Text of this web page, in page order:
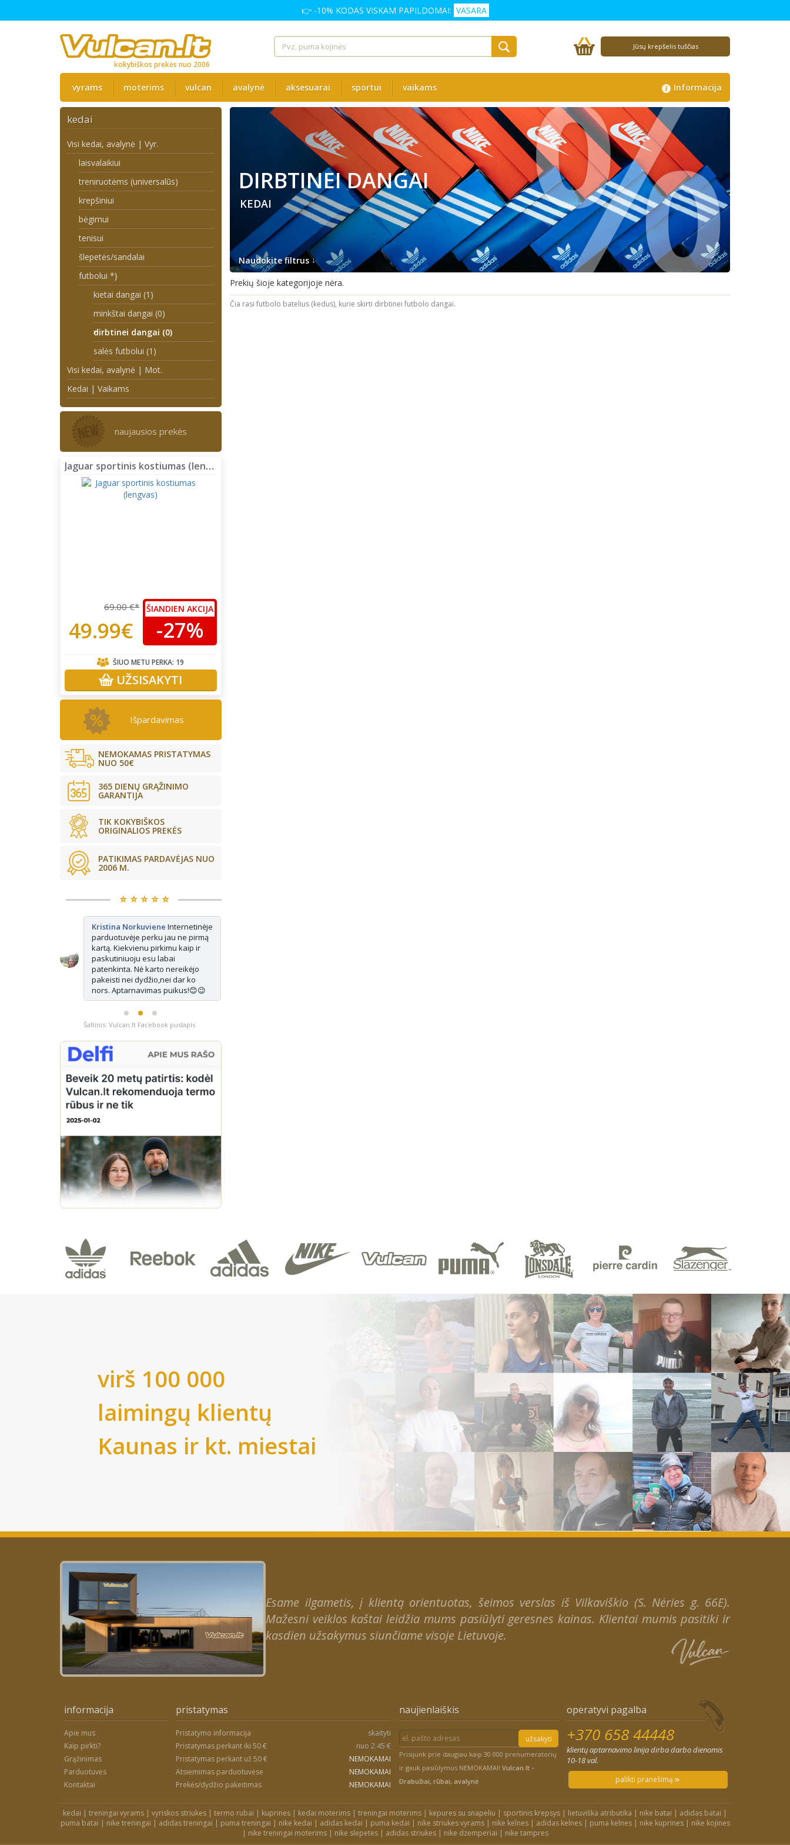
👉 -10% KODAS VISKAM PAPILDOMAI: VASARA
kokybiškos prekės nuo 2006
Jūsų krepšelis tuščias
vyrams moterims vulcan avalynė aksesuarai sportui vaikams Informacija
kedai
Visi kedai, avalynė | Vyr.
laisvalaikiui
treniruotėms (universalūs)
krepšiniui
bėgimui
tenisui
šlepetės/sandalai
futbolui *}
kietai dangai (1)
minkštai dangai (0)
dirbtinei dangai (0)
salės futbolui (1)
Visi kedai, avalynė | Mot.
Kedai | Vaikams
naujausios prekės
Jaguar sportinis kostiumas (lengvas)
69.00 €*
49.99€
ŠIANDIEN AKCIJA
-27%
ŠIUO METU PERKA: 19
UŽSISAKYTI
Išpardavimas
NEMOKAMAS PRISTATYMAS
NUO 50€
365 DIENŲ GRĄŽINIMO
GARANTIJA
TIK KOKYBIŠKOS
ORIGINALIOS PREKĖS
PATIKIMAS PARDAVĖJAS NUO
2006 M.
⭐️ ⭐️ ⭐️ ⭐️ ⭐️
Kristina Norkuviene Internetinėje
parduotuvėje perku jau ne pirmą
kartą. Kiekvienu pirkimu kaip ir
paskutiniuoju esu labai
patenkinta. Nė karto nereikėjo
pakeisti nei dydžio,nei dar ko
nors. Aptarnavimas puikus!😊😉
Šaltinis: Vulcan.lt Facebook puslapis
Naudokite filtrus↓
DIRBTINEI DANGAI
KEDAI %
Prekių šioje kategorijoje nėra.
Čia rasi futbolo batelius (kedus), kurie skirti dirbtinei futbolo dangai.
virš 100 000
laimingų klientų
Kaunas ir kt. miestai
Esame ilgametis, į klientą orientuotas, šeimos verslas iš Vilkaviškio (S. Nėries g. 66E).
Mažesni veiklos kaštai leidžia mums pasiūlyti geresnes kainas. Klientai mumis pasitiki ir
kasdien užsakymus siunčiame visoje Lietuvoje.
informacija
Apie mus
Kaip pirkti?
Grąžinimas
Parduotuvės
Kontaktai
pristatymas
Pristatymo informacija
skaityti
Pristatymas perkant iki 50 €
nuo 2.45 €
Pristatymas perkant už 50 €
NEMOKAMAI
Atsiėmimas parduotuvėse
NEMOKAMAI
Prekės/dydžio pakeitimas
NEMOKAMAI
naujienlaiškis
užsakyti
Prisijunk prie daugiau kaip 30 000 prenumeratorių
ir gauk pasiūlymus NEMOKAMAI! Vulcan.lt -
Drabužiai, rūbai, avalynė
operatyvi pagalba
+370 658 44448
klientų aptarnavimo linija dirba darbo dienomis
10-18 val.
palikti pranešimą
kedai | treningai vyrams | vyriskos striukes | termo rubai | kuprines | kedai moterims | treningai moterims | kepures su snapeliu | sportinis krepsys | lietuviška atributika | nike batai | adidas batai |
puma batai | nike treningai | adidas treningai | puma treningai | nike kedai | adidas kedai | puma kedai | nike striukes vyrams| nike kelnes| adidas kelnes| puma kelnes| nike kuprines| nike kojines
| nike treningai moterims| nike slepetes| adidas striukes| nike dzemperiai | nike tampres